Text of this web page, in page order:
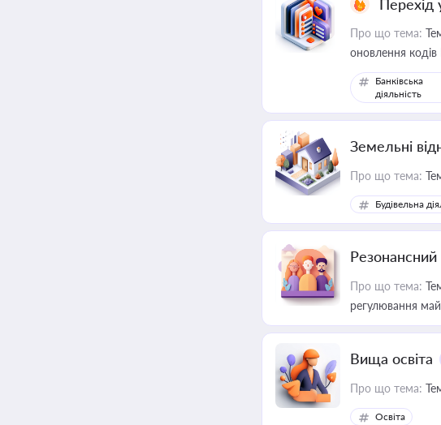
Перехід
Про що тема:
оновлення
Банківська
діяльність
Земельні
Про що тема:
Будівельна
Резонансний
Про що тема:
регулювання
Вища освіта
Про що тема:
Освіта